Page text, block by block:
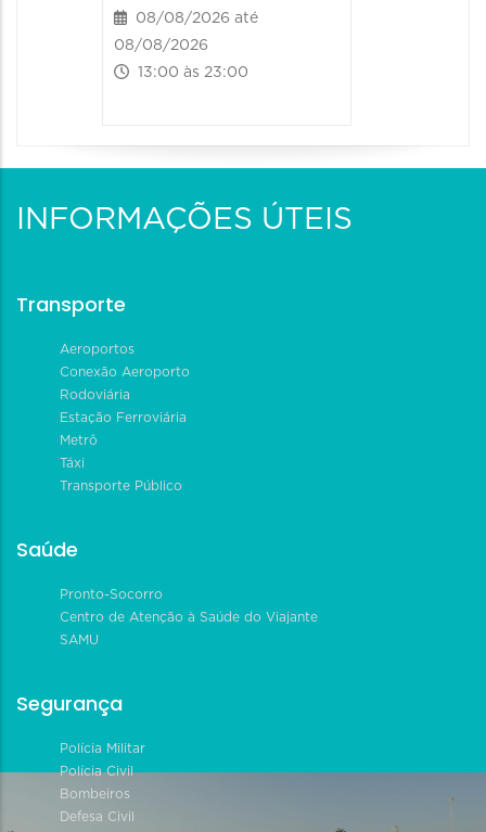
08/08/2026 até
08/08/2026
13:00 às 23:00
INFORMAÇÕES ÚTEIS
Transporte
Aeroportos
Conexão Aeroporto
Rodoviária
Estação Ferroviária
Metrô
Táxi
Transporte Público
Saúde
Pronto-Socorro
Centro de Atenção à Saúde do Viajante
SAMU
Segurança
Polícia Militar
Polícia Civil
Bombeiros
Defesa Civil